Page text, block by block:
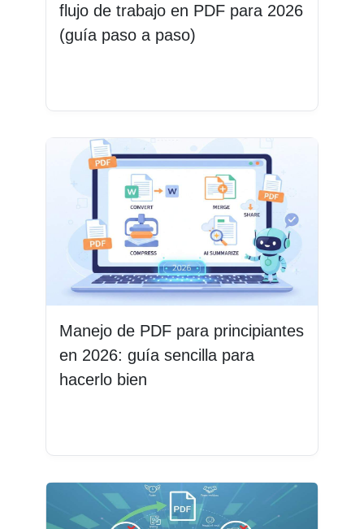
flujo de trabajo en PDF para 2026
(guía paso a paso)
Manejo de PDF para principiantes
en 2026: guía sencilla para
hacerlo bien